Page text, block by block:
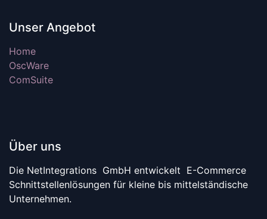
Unser Angebot
Home
OscWare
ComSuite
Über uns
Die NetIntegrations GmbH entwickelt E-Commerce
Schnittstellenlösungen für kleine bis mittelständische
Unternehmen.